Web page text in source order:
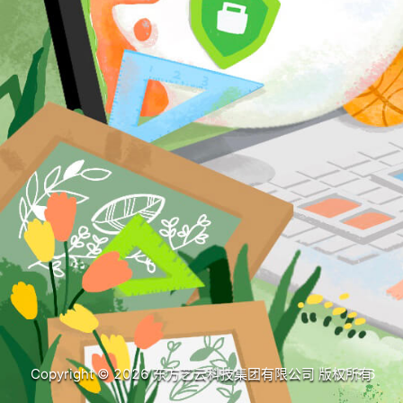
V1.3.6
Copyright © 2026 东方艺云科技集团有限公司 版权所有